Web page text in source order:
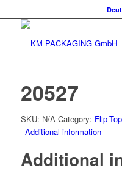
20527
SKU: N/A Category: Flip-
Additional information
Additional